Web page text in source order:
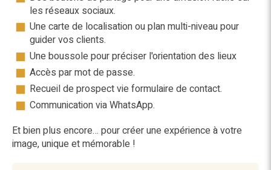
les réseaux sociaux.
Une carte de localisation ou plan multi-niveau pour
guider vos clients.
Une boussole pour préciser l'orientation des lieux
Accès par mot de passe.
Recueil de prospect vie formulaire de contact.
Communication via WhatsApp.
Et bien plus encore… pour créer une expérience à votre
image, unique et mémorable !